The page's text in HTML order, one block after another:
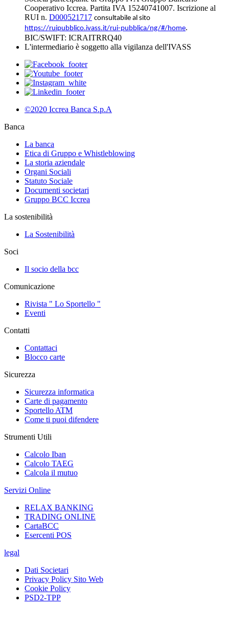
Cooperativo Iccrea. Partita IVA 15240741007. Iscrizione al
RUI n. D000521717 consultabile al sito
https://ruipubblico.ivass.it/rui-pubblica/ng/#/home.
BIC/SWIFT: ICRAITRRQ40
L'intermediario è soggetto alla vigilanza dell'IVASS
©2020 Iccrea Banca S.p.A
Banca
La banca
Etica di Gruppo e Whistleblowing
La storia aziendale
Organi Sociali
Statuto Sociale
Documenti societari
Gruppo BCC Iccrea
La sostenibilità
La Sostenibilità
Soci
Il socio della bcc
Comunicazione
Rivista " Lo Sportello "
Eventi
Contatti
Contattaci
Blocco carte
Sicurezza
Sicurezza informatica
Carte di pagamento
Sportello ATM
Come ti puoi difendere
Strumenti Utili
Calcolo Iban
Calcolo TAEG
Calcola il mutuo
Servizi Online
RELAX BANKING
TRADING ONLINE
CartaBCC
Esercenti POS
legal
Dati Societari
Privacy Policy Sito Web
Cookie Policy
PSD2-TPP